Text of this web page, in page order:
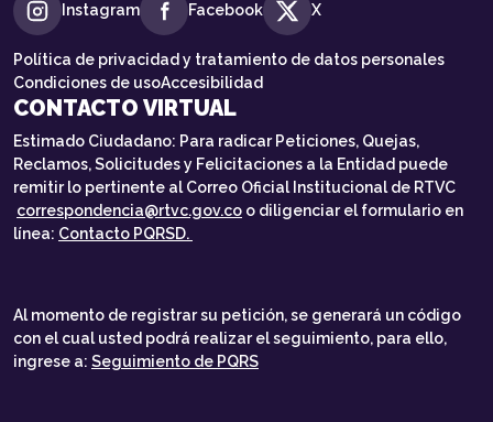
Instagram Facebook X
Política de privacidad y tratamiento de datos personales
Condiciones de usoAccesibilidad
CONTACTO VIRTUAL
Estimado Ciudadano: Para radicar Peticiones, Quejas,
Reclamos, Solicitudes y Felicitaciones a la Entidad puede
remitir lo pertinente al Correo Oficial Institucional de RTVC
correspondencia@rtvc.gov.co o diligenciar el formulario en
línea: Contacto PQRSD.
Al momento de registrar su petición, se generará un código
con el cual usted podrá realizar el seguimiento, para ello,
ingrese a: Seguimiento de PQRS